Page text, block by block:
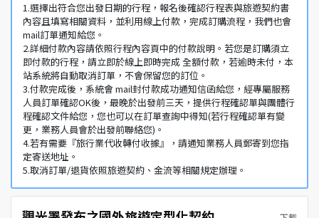
1.選擇出符合您出發日期的行程，報名後確認行程表與旅遊契約書
內容且填寫相關資料，並利用線上付款，完成訂購流程，我們也會
mail訂單通知給您。
2.詳細付款內容請依照行程內容頁中的付款說明。若您是訂購須立
即付款的行程，請立即於線上即時完成 全額付款，若逾時未付，本
站系統將自動取消訂單，不會保留您的訂位。
3.付款完成後，系統會 mail封付款成功通知信函給您，經專屬服務
人員訂單確認OK後，最晚於出發前三天，提供行程確認單與團體行
程確認文件給您，您也可以在訂單查詢中得知(若行程確認單有變
更，業務人員會於出發前聯絡您)。
4.若有需要『旅行業代收轉付收據』，請通知業務人員郵寄到您指
定寄送地址。
5.取消訂單/退貨依照旅遊契約、金流等相關規定辦理。